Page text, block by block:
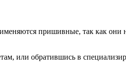
пришивные, так как
или обратившись в